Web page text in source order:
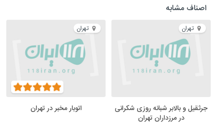
اصناف مشابه
تهران
جرثقیل و بالابر شبانه روزی شکرانی
در مرزداران تهران
تهران
اتوبار مخبر در تهران